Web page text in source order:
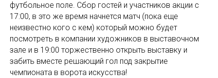
футбольное поле. Сбор гостей и участников акции с
17:00, в это же время начнется матч (пока еще
неизвестно кого с кем) который можно будет
посмотреть в компании художников в выставочном
зале и в 19:00 торжественно открыть выставку и
забить вместе решающий гол под закрытие
чемпионата в ворота искусства!